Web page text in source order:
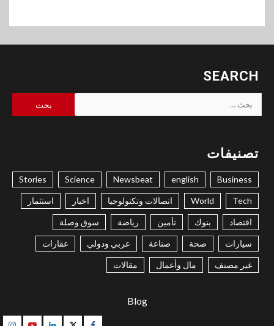
SEARCH
البحث
عن:
تصنيفات
Business
english
Newsbeat
Science
Stories
Tech
World اتصالات وتكنولوجيا اخبار استثمار
اقتصاد بنوك تأمين رياضة سوق وصلة
سيارات صحة صناعة عربي ودولي عقارات
غير مصنف مال وأعمال مقالات
Blog
Facebook
Twitter
Linkedin
Youtube